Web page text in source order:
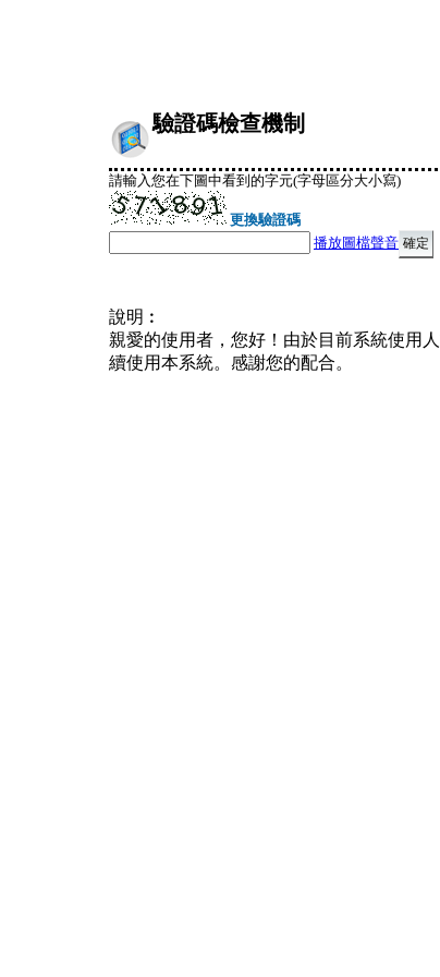
驗證碼檢查機制
請輸入您在下圖中看到的字元(字母區分大小寫)
更換驗證碼
播放圖檔聲音
說明︰
親愛的使用者，您好！由於目前系統使用
續使用本系統。感謝您的配合。